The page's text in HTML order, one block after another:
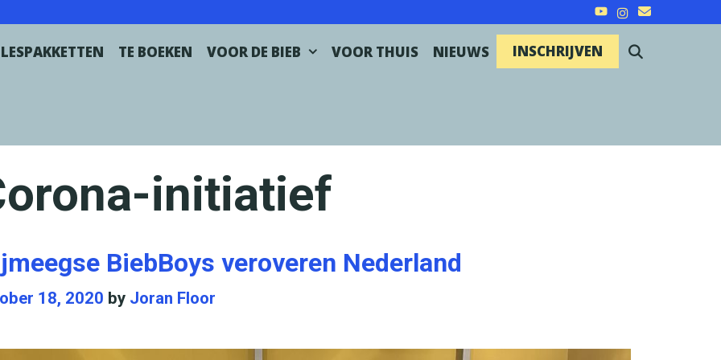
LESPAKKETTEN TE BOEKEN VOOR DE BIEB VOOR THUIS NIEUWS INSCHRIJVEN
initiatief
BiebBoys veroveren Nederland
18, 2020 by Joran Floor